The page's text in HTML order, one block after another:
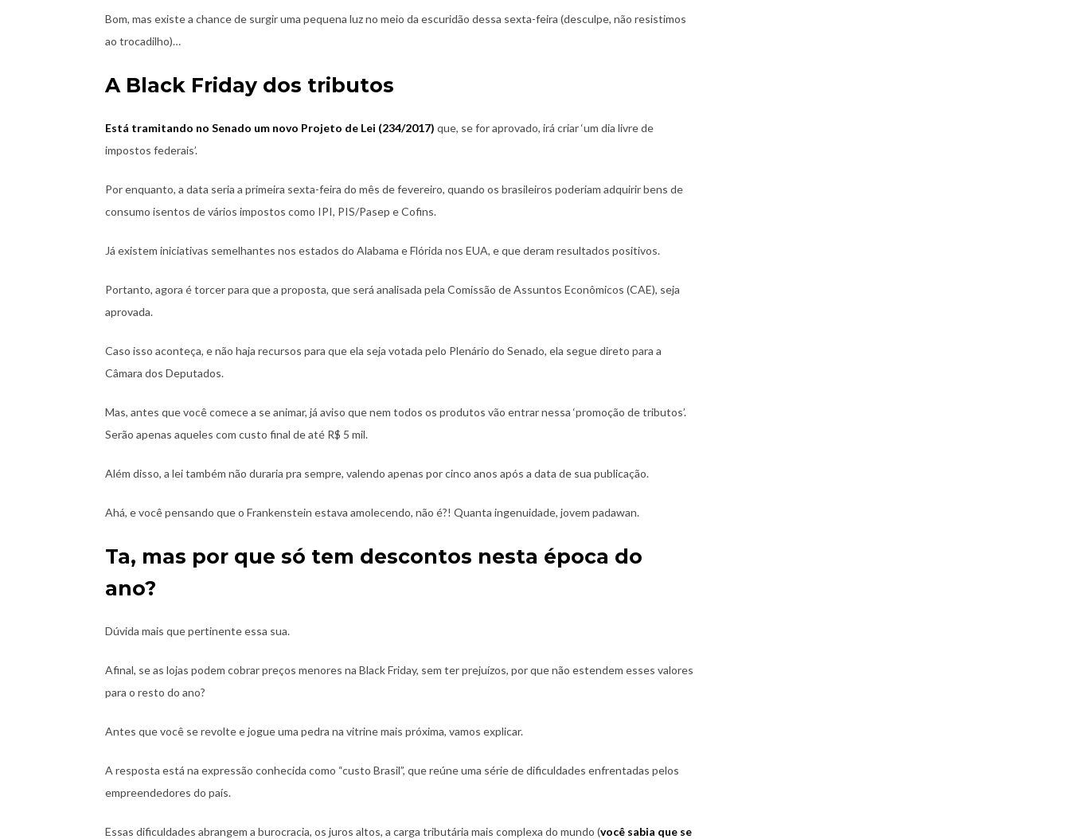
Bom, mas existe a chance de surgir uma pequena luz no meio da escuridão dessa sexta-feira (desculpe, não resistimos
ao trocadilho)…
A Black Friday dos tributos
Está tramitando no Senado um novo Projeto de Lei (234/2017) que, se for aprovado, irá criar ‘um dia livre de
impostos federais’.
Por enquanto, a data seria a primeira sexta-feira do mês de fevereiro, quando os brasileiros poderiam adquirir bens de
consumo isentos de vários impostos como IPI, PIS/Pasep e Cofins.
Já existem iniciativas semelhantes nos estados do Alabama e Flórida nos EUA, e que deram resultados positivos.
Portanto, agora é torcer para que a proposta, que será analisada pela Comissão de Assuntos Econômicos (CAE), seja
aprovada.
Caso isso aconteça, e não haja recursos para que ela seja votada pelo Plenário do Senado, ela segue direto para a
Câmara dos Deputados.
Mas, antes que você comece a se animar, já aviso que nem todos os produtos vão entrar nessa ‘promoção de tributos’.
Serão apenas aqueles com custo final de até R$ 5 mil.
Além disso, a lei também não duraria pra sempre, valendo apenas por cinco anos após a data de sua publicação.
Ahá, e você pensando que o Frankenstein estava amolecendo, não é?! Quanta ingenuidade, jovem padawan.
Ta, mas por que só tem descontos nesta época do
ano?
Dúvida mais que pertinente essa sua.
Afinal, se as lojas podem cobrar preços menores na Black Friday, sem ter prejuízos, por que não estendem esses valores
para o resto do ano?
Antes que você se revolte e jogue uma pedra na vitrine mais próxima, vamos explicar.
A resposta está na expressão conhecida como “custo Brasil”, que reúne uma série de dificuldades enfrentadas pelos
empreendedores do país.
Essas dificuldades abrangem a burocracia, os juros altos, a carga tributária mais complexa do mundo (você sabia que se